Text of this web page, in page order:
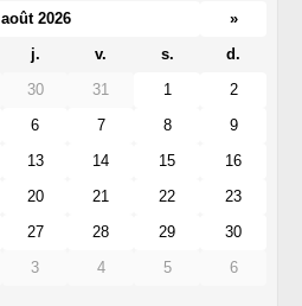
août 2026
»
j. v. s.
d.
30 31 1
2
6 7 8
9
13 14 15
16
20 21 22
23
27 28 29
30
3 4 5 6